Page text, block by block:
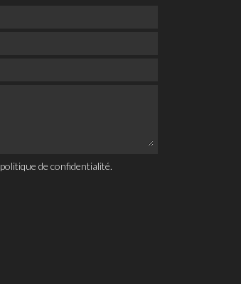
politique de confidentialité.